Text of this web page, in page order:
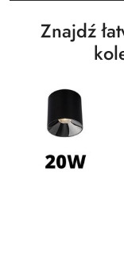
Znajdź